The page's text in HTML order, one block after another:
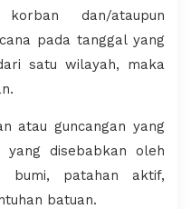
dan/ataupun
pada tanggal yang
satu wilayah, maka
atau guncangan yang
disebabkan oleh
bumi, patahan aktif,
batuan.